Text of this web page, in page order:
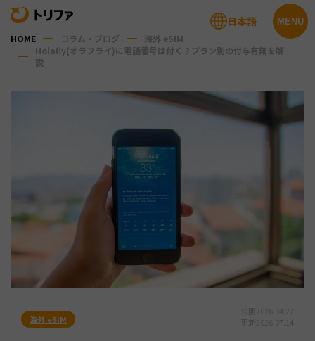
MENU
日本語
HOME コラム・ブログ
海外 eSIM
Holafly(オラフライ)に電話番号は付く？プラン別の付与有無を解
説
海外 eSIM